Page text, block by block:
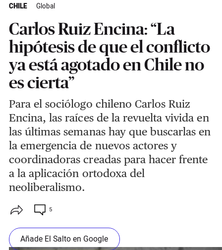
CHILE Global
Carlos Ruiz Encina: “La
hipótesis de que el conflicto
ya está agotado en Chile no
es cierta”
Para el sociólogo chileno Carlos Ruiz
Encina, las raíces de la revuelta vivida en
las últimas semanas hay que buscarlas en
la emergencia de nuevos actores y
coordinadoras creadas para hacer frente
a la aplicación ortodoxa del
neoliberalismo.
5
Añade El Salto en Google